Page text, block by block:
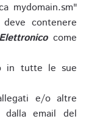
mydomain.sm"
contenere
come
in tutte le sue
e/o altre
email del